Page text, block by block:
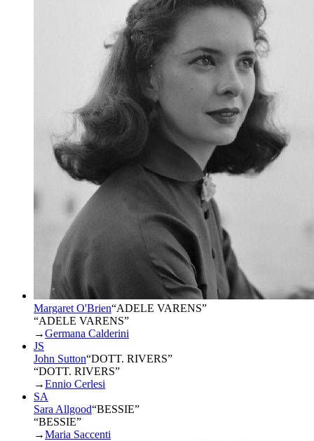
Margaret O'Brien“ADELE VARENS”
“ADELE VARENS”
→Germana Calderini
JS
John Sutton“DOTT. RIVERS”
“DOTT. RIVERS”
→Ennio Cerlesi
SA
Sara Allgood“BESSIE”
“BESSIE”
→Maria Saccenti